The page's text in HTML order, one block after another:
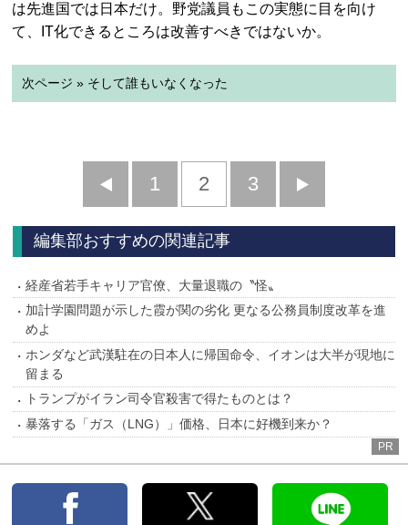
は先進国では日本だけ。野党議員もこの実態に目を向け
て、IT化できるところは改善すべきではないか。
次ページ » そして誰もいなくなった
前
へ
1 2 3
へ
編集部おすすめの関連記事
経産省若手キャリア官僚、大量退職の〝怪〟
加計学園問題が示した霞が関の劣化 更なる公務員制度改革を進
めよ
ホンダなど武漢駐在の日本人に帰国命令、イオンは大半が現地に
留まる
トランプがイラン司令官殺害で得たものとは？
暴落する「ガス（LNG）」価格、日本に好機到来か？
PR